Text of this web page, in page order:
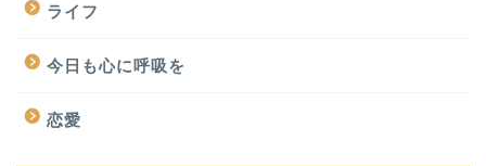
ライフ
今日も心に呼吸を
恋愛